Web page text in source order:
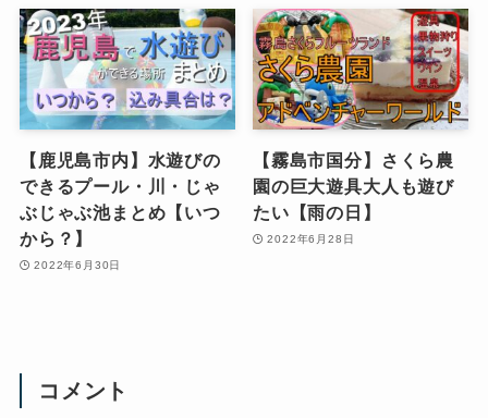
【鹿児島市内】水遊びの
できるプール・川・じゃ
ぶじゃぶ池まとめ【いつ
から？】
2022年6月30日
【霧島市国分】さくら農
園の巨大遊具大人も遊び
たい【雨の日】
2022年6月28日
コメント